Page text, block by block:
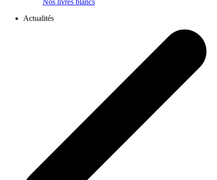
Nos livres blancs
Actualités